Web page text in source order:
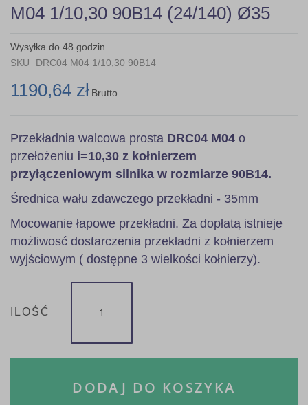
the
beginning
the
images
M04 1/10,30 90B14 (24/140) Ø35
Wysyłka do 48 godzin
SKU
DRC04 M04 1/10,30 90B14
1190,64 zł Brutto
Przekładnia walcowa prosta DRC04 M04 o
przełożeniu i=10,30 z kołnierzem
przyłączeniowym silnika w rozmiarze 90B14.
Średnica wału zdawczego przekładni - 35mm
Mocowanie łapowe przekładni. Za dopłatą istnieje
możliwosć dostarczenia przekładni z kołnierzem
wyjściowym ( dostępne 3 wielkości kołnierzy).
ILOŚĆ
DODAJ DO KOSZYKA